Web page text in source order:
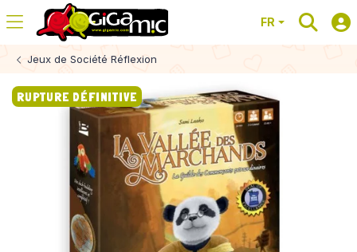
FR
Jeux de Société Réflexion
RUPTURE DÉFINITIVE